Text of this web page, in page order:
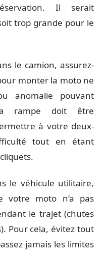
Il serait
trop grande pour le
le camion, assurez-
monter la moto ne
anomalie pouvant
rampe doit être
à votre deux-
tout en étant
le véhicule utilitaire,
votre moto n’a pas
le trajet (chutes
Pour cela, évitez tout
jamais les limites